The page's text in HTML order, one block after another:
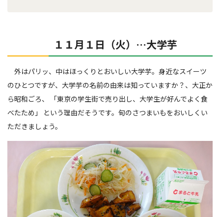
１１月１日（火）…大学芋
外はパリッ、中はほっくりとおいしい大学芋。身近なスイーツ
のひとつですが、大学芋の名前の由来は知っていますか？、大正か
ら昭和ごろ、 「東京の学生街で売り出し、大学生が好んでよく食
べたため」 という理由だそうです。旬のさつまいもをおいしくい
ただきましょう。